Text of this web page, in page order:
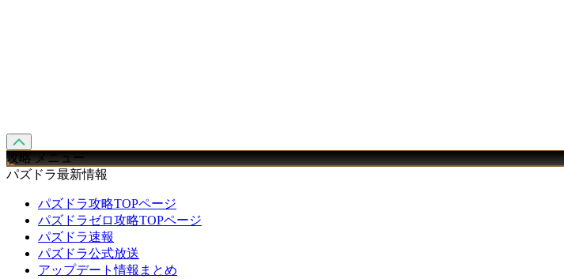
攻略 メニュー
パズドラ最新情報
パズドラ攻略TOPページ
パズドラゼロ攻略TOPページ
パズドラ速報
パズドラ公式放送
アップデート情報まとめ